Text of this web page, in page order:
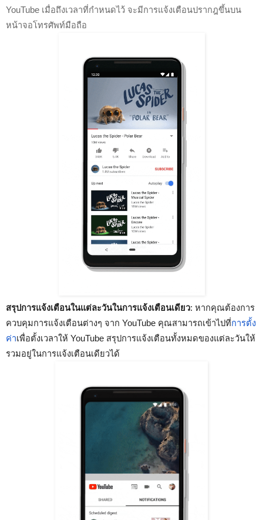
YouTube เมื่อถึงเวลาที่กำหนดไว้ จะมีการแจ้งเตือนปรากฎขึ้นบน
หน้าจอโทรศัพท์มือถือ
สรุปการแจ้งเตือนในแต่ละวันในการแจ้งเตือนเดียว: หากคุณต้องการ
ควบคุมการแจ้งเตือนต่างๆ จาก YouTube คุณสามารถเข้าไปที่การตั้ง
ค่าเพื่อตั้งเวลาให้ YouTube สรุปการแจ้งเตือนทั้งหมดของแต่ละวันให้
รวมอยู่ในการแจ้งเตือนเดียวได้